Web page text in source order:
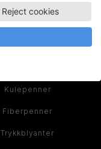
Kulepenner
Fiberpenner
Trykkblyanter
Reject cookies